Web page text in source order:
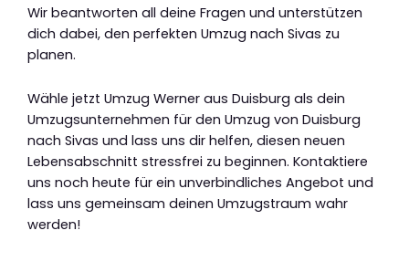
Wir beantworten all deine Fragen und unterstützen
dich dabei, den perfekten Umzug nach Sivas zu
planen.
Wähle jetzt Umzug Werner aus Duisburg als dein
Umzugsunternehmen für den Umzug von Duisburg
nach Sivas und lass uns dir helfen, diesen neuen
Lebensabschnitt stressfrei zu beginnen. Kontaktiere
uns noch heute für ein unverbindliches Angebot und
lass uns gemeinsam deinen Umzugstraum wahr
werden!